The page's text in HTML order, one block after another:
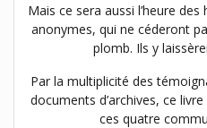
Mais ce sera aussi l’heure
anonymes, qui ne céderont
plomb. Ils y
Par la multiplicité des
documents d’archives, ce
ces quatre